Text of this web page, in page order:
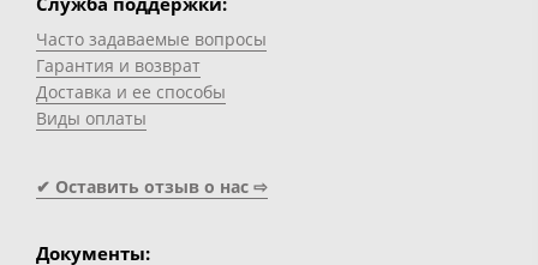
Часто задаваемые вопросы
Гарантия и возврат
Доставка и ее способы
Виды оплаты
✔ Оставить отзыв о нас ⇨
Документы: